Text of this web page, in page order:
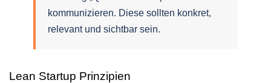
kommunizieren. Diese sollten konkret,
relevant und sichtbar sein.
Lean Startup Prinzipien